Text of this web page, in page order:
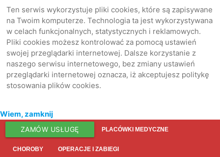
Ten serwis wykorzystuje pliki cookies, które są zapisywane
na Twoim komputerze. Technologia ta jest wykorzystywana
w celach funkcjonalnych, statystycznych i reklamowych.
Pliki cookies możesz kontrolować za pomocą ustawień
swojej przeglądarki internetowej. Dalsze korzystanie z
naszego serwisu internetowego, bez zmiany ustawień
przeglądarki internetowej oznacza, iż akceptujesz politykę
stosowania plików cookies.
Wiem, zamknij
ZAMÓW USŁUGĘ PLACÓWKI MEDYCZNE
CHOROBY OPERACJE I ZABIEGI